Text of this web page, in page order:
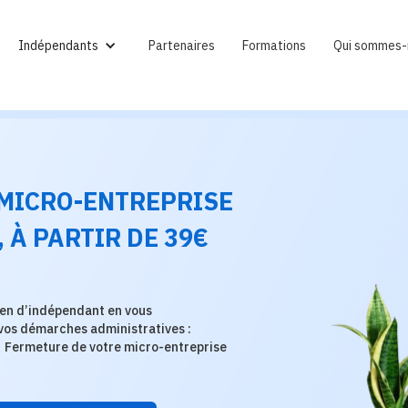
Indépendants Partenaires Formations Qui
ENTREPRISE
À PARTIR DE 39€
d’indépendant en vous
démarches administratives :
Fermeture de votre micro-entreprise